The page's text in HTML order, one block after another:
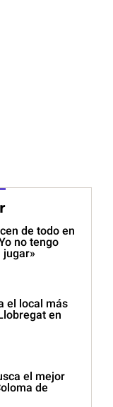
de todo en
no tengo
jugar»
el local más
en
el mejor
de